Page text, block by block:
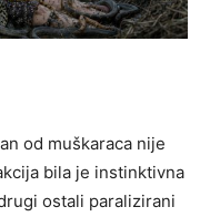
od muškaraca nije
bila je instinktivna
ostali paralizirani